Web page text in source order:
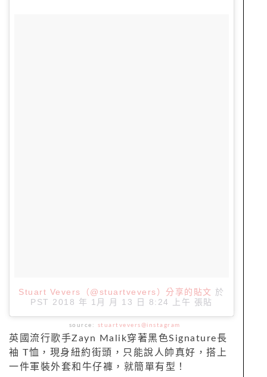
Stuart Vevers（@stuartvevers）分享的貼文 於
PST 2018 年 1月 月 13 日 8:24 上午 張貼
source: stuartvevers@instagram
英國流行歌手Zayn Malik穿著黑色Signature長
袖 T恤，現身紐約街頭，只能說人帥真好，搭上
一件軍裝外套和牛仔褲，就簡單有型！